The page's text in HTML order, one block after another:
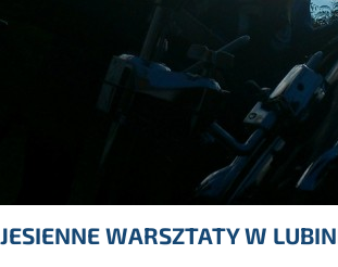
JESIENNE WARSZTATY W